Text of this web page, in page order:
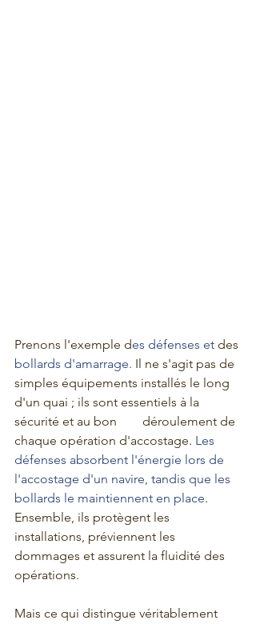
Prenons l'exemple des défenses et des
bollards d'amarrage. Il ne s'agit pas de
simples équipements installés le long
d'un quai ; ils sont essentiels à la
sécurité et au bon 	déroulement de
chaque opération d'accostage. Les
défenses absorbent l'énergie lors de
l'accostage d'un navire, tandis que les
bollards le maintiennent en place.
Ensemble, ils protègent les
installations, préviennent les
dommages et assurent la fluidité des
opérations.
Mais ce qui distingue véritablement